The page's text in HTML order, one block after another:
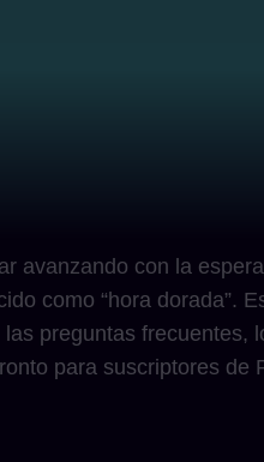
avanzando con la
como “hora dorada”.
preguntas frecuentes,
para suscriptores de